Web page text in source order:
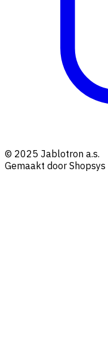
© 2025 Jablotron a.s.
Gemaakt door Shopsys